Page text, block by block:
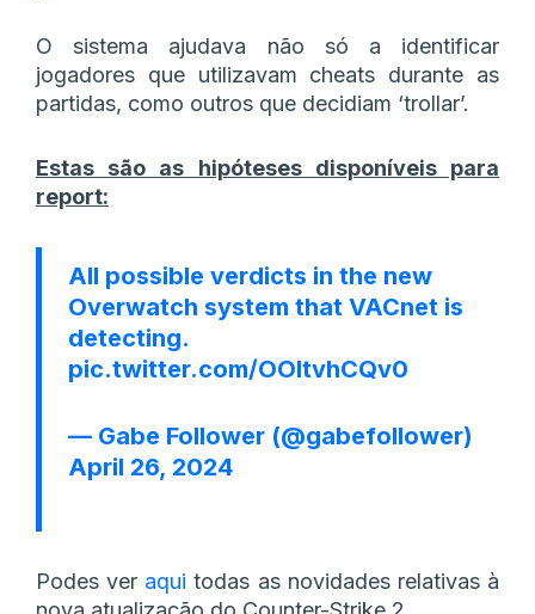
O sistema ajudava não só a identificar
jogadores que utilizavam cheats durante as
partidas, como outros que decidiam ‘trollar’.
Estas são as hipóteses disponíveis para
report:
All possible verdicts in the new
Overwatch system that VACnet is
detecting.
pic.twitter.com/OOItvhCQv0
— ‎Gabe Follower (@gabefollower)
April 26, 2024
Podes ver aqui todas as novidades relativas à